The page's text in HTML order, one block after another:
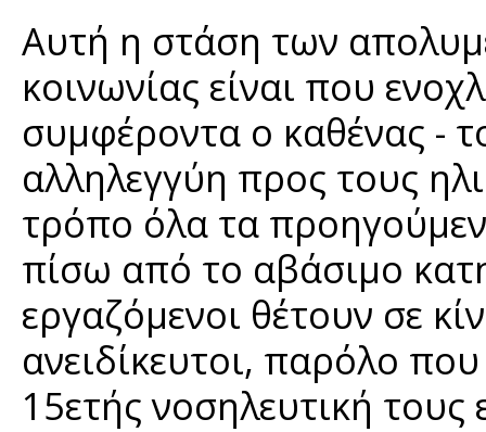
Αυτή η στάση των
κοινωνίας είναι που
συμφέροντα ο καθένας -
αλληλεγγύη προς τους
τρόπο όλα τα
πίσω από το αβάσιμο
εργαζόμενοι θέτουν σε
ανειδίκευτοι, παρόλο
15ετής νοσηλευτική τους